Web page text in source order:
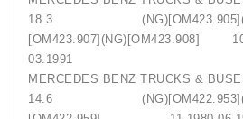
18.3
[OM423.907](NG)[OM423.908]
03.1991
MERCEDES BENZ
14.6